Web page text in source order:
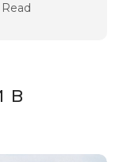
в